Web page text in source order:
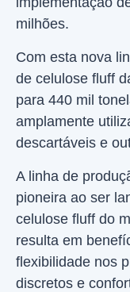
milhões.
Com esta nova
de celulose fluff
para 440 mil
amplamente
descartáveis e
A linha de
pioneira ao ser
celulose fluff do
resulta em
flexibilidade nos
discretos e